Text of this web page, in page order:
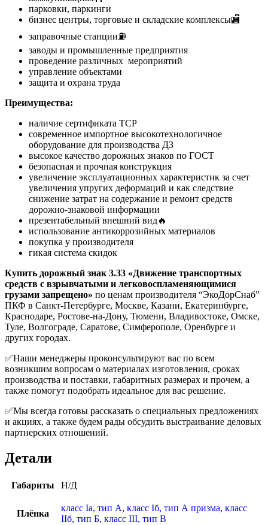
парковки, паркинги
бизнес центры, торговые и складские комплексы🏬
заправочные станции⛽
заводы и промышленные предприятия
проведение различных мероприятий
управление объектами
защита и охрана труда
Преимущества:
наличие сертификата ТСР
современное импортное высокотехнологичное
оборудование для производства ДЗ
высокое качество дорожных знаков по ГОСТ
безопасная и прочная конструкция
увеличение эксплуатационных характеристик за счет
увеличения упругих деформаций и как следствие
снижение затрат на содержание и ремонт средств
дорожно-знаковой информации
презентабельный внешний вид🔥
использование антикоррозийных материалов
покупка у производителя
гикая система скидок
Купить дорожный знак 3.33 «Движение транспортных
средств с взрывчатыми и легковоспламеняющимися
грузами запрещено» по ценам производителя “ЭкоДорСнаб”
ПКФ в Санкт-Петербурге, Москве, Казани, Екатеринбурге,
Краснодаре, Ростове-на-Дону, Тюмени, Владивостоке, Омске,
Туле, Волгограде, Саратове, Симферополе, Оренбурге и
других городах.
✅Наши менеджеры проконсультируют вас по всем
возникшим вопросам о материалах изготовления, сроках
производства и поставки, габаритных размерах и прочем, а
также помогут подобрать идеальное для вас решение.
✅Мы всегда готовы рассказать о специальных предложениях
и акциях, а также будем рады обсудить выстраивание деловых
партнерских отношений.
Детали
Габариты Н/Д
Плёнка
класс Iа, тип А, класс Iб, тип А призма, класс
IIб, тип Б, класс III, тип В